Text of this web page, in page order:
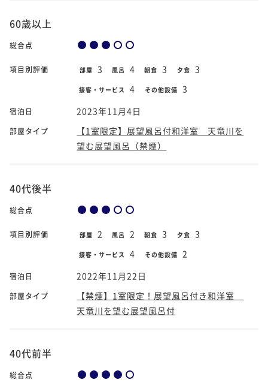
60歳以上
総合点
項目別評価 部屋 3 風呂 4 朝食 3 夕食 3
接客・サービス 4 その他設備 3
宿泊日 2023年11月4日
部屋タイプ
【1室限定】展望風呂付和洋室 天竜川を
望む展望風呂（禁煙）
40代後半
総合点
項目別評価 部屋 2 風呂 2 朝食 3 夕食 3
接客・サービス 4 その他設備 2
宿泊日 2022年11月22日
部屋タイプ
【禁煙】1室限定！展望風呂付き和洋室
天竜川を望む展望風呂付
40代前半
総合点